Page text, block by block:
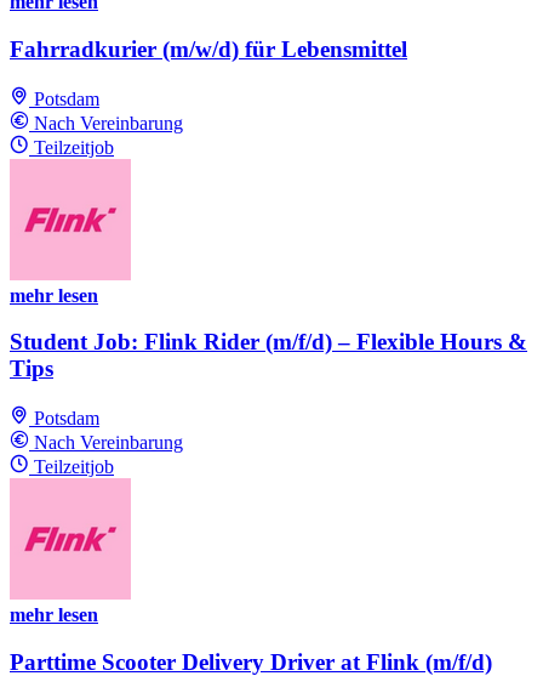
Fahrradkurier (m/w/d) für Lebensmittel
Potsdam
Nach Vereinbarung
Teilzeitjob
mehr lesen
Student Job: Flink Rider (m/f/d) – Flexible Hours &
Tips
Potsdam
Nach Vereinbarung
Teilzeitjob
mehr lesen
Parttime Scooter Delivery Driver at Flink (m/f/d)